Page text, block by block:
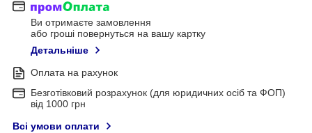
Ви отримаєте замовлення
або гроші повернуться на вашу картку
Детальніше
Оплата на рахунок
Безготівковий розрахунок (для юридичних осіб та ФОП)
від 1000 грн
Всі умови оплати